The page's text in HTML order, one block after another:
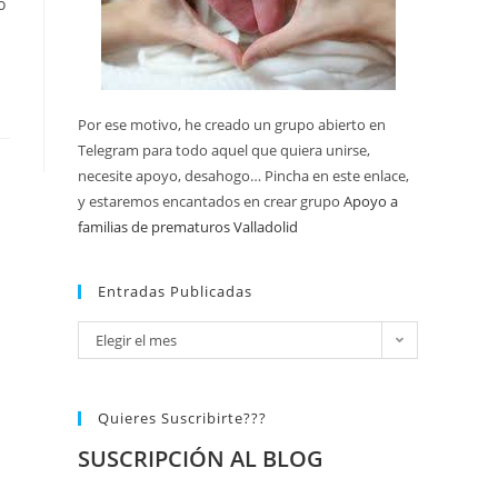
Por ese motivo, he creado un grupo abierto en
Telegram para todo aquel que quiera unirse,
necesite apoyo, desahogo… Pincha en este enlace,
y estaremos encantados en crear grupo Apoyo a
familias de prematuros Valladolid
Entradas Publicadas
Elegir el mes
Quieres Suscribirte???
SUSCRIPCIÓN AL BLOG